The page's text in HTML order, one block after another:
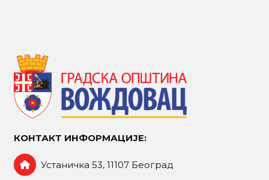
КОНТАКТ ИНФОРМАЦИЈЕ:
Устаничка 53, 11107 Београд